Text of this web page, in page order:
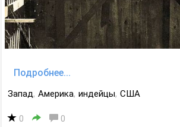
Подробнее...
Запад, Америка, индейцы, США
0 0